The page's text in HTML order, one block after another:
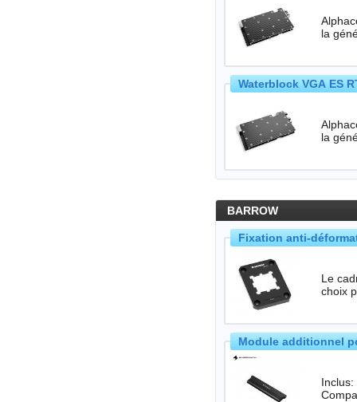
Waterblock VGA ES
BARROW
Fixation anti-
Le
choix
Module additionnel
Inclus: